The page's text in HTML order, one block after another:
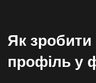
Як
профіль у